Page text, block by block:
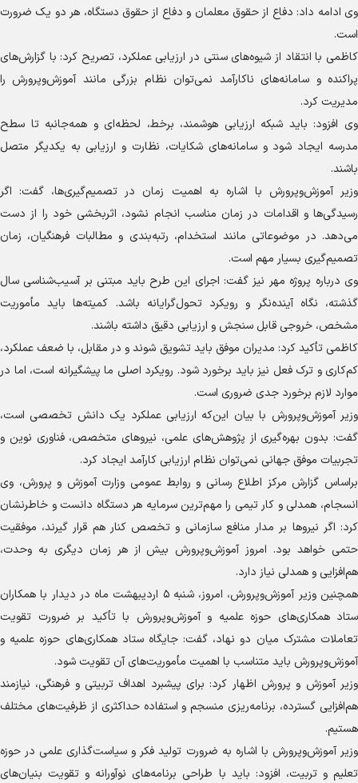
وی ادامه داد: دفاع از حقوق معلمان و دفاع از حقوق دستگاه، هر دو یک ضرورت
است.
کاظمی با انتقاد از شیوه‌های سنتی در ارزیابی عملکرد، تصریح کرد: با گزارش‌های
پراکنده و سامانه‌های ناکارآمد نمی‌توان نظام بزرگی مانند آموزش‌وپرورش را
مدیریت کرد.
وی افزود: باید شبکه ارزیابی هوشمند، برخط، لحظه‌ای و همه‌جانبه تا سطح
مدرسه ایجاد شود و سامانه‌های شکایات، نظارت و ارزیابی به یکدیگر متصل
باشند.
وزیر آموزش‌وپرورش با اشاره به اهمیت زمان در تصمیم‌گیری‌ها، گفت: اگر
رسیدگی‌ها و اقدامات در زمان مناسب انجام نشود، اثربخشی خود را از دست
می‌دهد. در موضوعاتی مانند استخدام، رتبه‌بندی و مطالبات فرهنگیان، زمان
تصمیم‌گیری بسیار مهم است.
وی درباره پروژه مهر نیز گفت: اجرای این طرح باید مبتنی بر آسیب‌شناسی سال
گذشته، نگاه آینده‌نگر و رویکرد تحول‌گرایانه باشد. کمیته‌ها باید مأموریت
مشخص، خروجی قابل سنجش و ارزیابی دقیق داشته باشند.
کاظمی تأکید کرد: مدیران موفق باید تشویق شوند و در مقابل، با ضعف عملکرد،
کم‌کاری و ترک فعل نیز باید برخورد شود. رویکرد اصلی ما پیشگیرانه است، اما در
موارد لازم برخورد جدی ضروری است.
وزیر آموزش‌وپرورش با بیان این‌که ارزیابی عملکرد یک دانش تخصصی است،
گفت: بدون بهره‌گیری از پژوهش‌های علمی، نیرو‌های متخصص، فناوری نوین و
تجربیات موفق جهانی نمی‌توان نظام ارزیابی کارآمد ایجاد کرد.
براساس گزارش مرکز اطلاع رسانی و روابط عمومی وزارت آموزش و پرورش، وی
انسجام، همدلی و کار تیمی را مهم‌ترین سرمایه هر دستگاه دانست و خاطرنشان
کرد: اگر نیرو‌ها بر مدار منافع سازمانی و تخصص کنار هم قرار گیرند، موفقیت
حتمی خواهد بود. امروز آموزش‌وپرورش بیش از هر زمان دیگری به وحدت،
هم‌افزایی و همدلی نیاز دارد.
همچنین وزیر آموزش‌وپرورش، امروز، شنبه ۵ اردیبهشت ماه در دیدار با همکاران
ستاد همکاری‌های حوزه علمیه و آموزش‌وپرورش با تأکید بر ضرورت تقویت
تعاملات مشترک میان دو نهاد، گفت: جایگاه ستاد همکاری‌های حوزه علمیه و
آموزش‌وپرورش باید متناسب با اهمیت مأموریت‌های آن تقویت شود.
وزیر آموزش و پرورش اظهار کرد: برای پیشبرد اهداف تربیتی و فرهنگی، نیازمند
هم‌افزایی گسترده، برنامه‌ریزی منسجم و استفاده حداکثری از ظرفیت‌های مختلف
هستیم.
وزیر آموزش‌وپرورش با اشاره به ضرورت تولید فکر و سیاست‌گذاری علمی در حوزه
تعلیم و تربیت، افزود: باید با طراحی برنامه‌های نوآورانه و تقویت بنیان‌های